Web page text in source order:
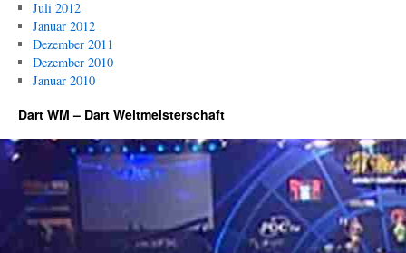
Juli 2012
Januar 2012
Dezember 2011
Dezember 2010
Januar 2010
Dart WM – Dart Weltmeisterschaft